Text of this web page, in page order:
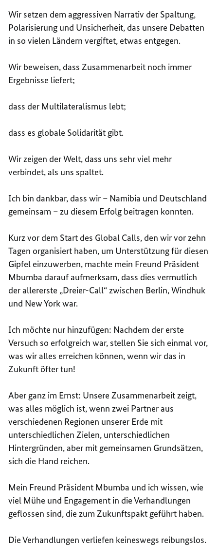
Wir setzen dem aggressiven Narrativ der Spaltung,
Polarisierung und Unsicherheit, das unsere Debatten
in so vielen Ländern vergiftet, etwas entgegen.
Wir beweisen, dass Zusammenarbeit noch immer
Ergebnisse liefert;
dass der Multilateralismus lebt;
dass es globale Solidarität gibt.
Wir zeigen der Welt, dass uns sehr viel mehr
verbindet, als uns spaltet.
Ich bin dankbar, dass wir – Namibia und Deutschland
gemeinsam – zu diesem Erfolg beitragen konnten.
Kurz vor dem Start des Global Calls, den wir vor zehn
Tagen organisiert haben, um Unterstützung für diesen
Gipfel einzuwerben, machte mein Freund Präsident
Mbumba darauf aufmerksam, dass dies vermutlich
der allererste „Dreier-Call“ zwischen Berlin, Windhuk
und New Yorkwar.
Ich möchte nur hinzufügen: Nachdem der erste
Versuch so erfolgreich war, stellen Sie sich einmal vor,
was wir alles erreichen können, wenn wir das in
Zukunft öfter tun!
Aber ganz im Ernst: Unsere Zusammenarbeit zeigt,
was alles möglich ist, wenn zwei Partner aus
verschiedenen Regionen unserer Erde mit
unterschiedlichen Zielen, unterschiedlichen
Hintergründen, aber mit gemeinsamen Grundsätzen,
sich die Hand reichen.
Mein Freund Präsident Mbumba und ich wissen, wie
viel Mühe und Engagement in die Verhandlungen
geflossen sind, die zum Zukunftspakt geführt haben.
Die Verhandlungen verliefen keineswegs reibungslos.